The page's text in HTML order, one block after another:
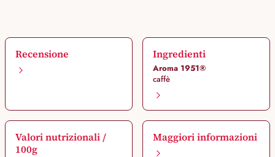
Recensione Ingredienti
Aroma 1951®
caffè
Valori nutrizionali /
100g
Maggiori informazioni